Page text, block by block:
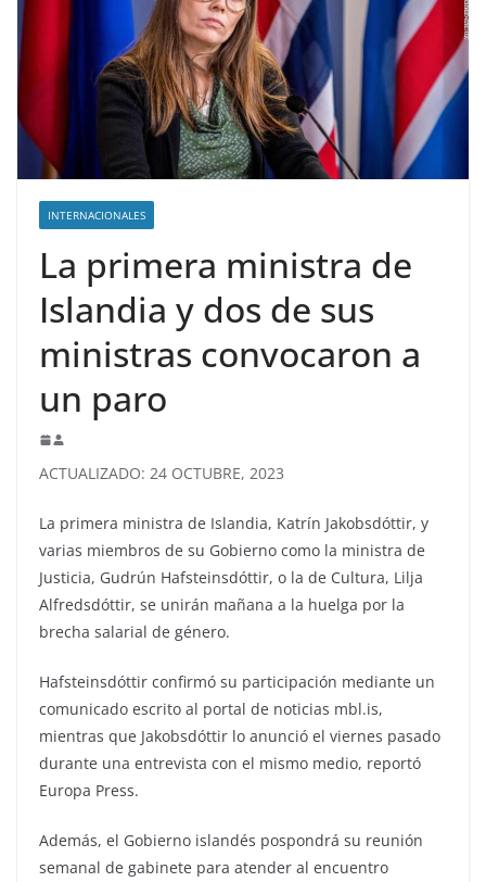
INTERNACIONALES
La primera ministra de
Islandia y dos de sus
ministras convocaron a
un paro
ACTUALIZADO: 24 OCTUBRE, 2023
La primera ministra de Islandia, Katrín Jakobsdóttir, y
varias miembros de su Gobierno como la ministra de
Justicia, Gudrún Hafsteinsdóttir, o la de Cultura, Lilja
Alfredsdóttir, se unirán mañana a la huelga por la
brecha salarial de género.
Hafsteinsdóttir confirmó su participación mediante un
comunicado escrito al portal de noticias mbl.is,
mientras que Jakobsdóttir lo anunció el viernes pasado
durante una entrevista con el mismo medio, reportó
Europa Press.
Además, el Gobierno islandés pospondrá su reunión
semanal de gabinete para atender al encuentro